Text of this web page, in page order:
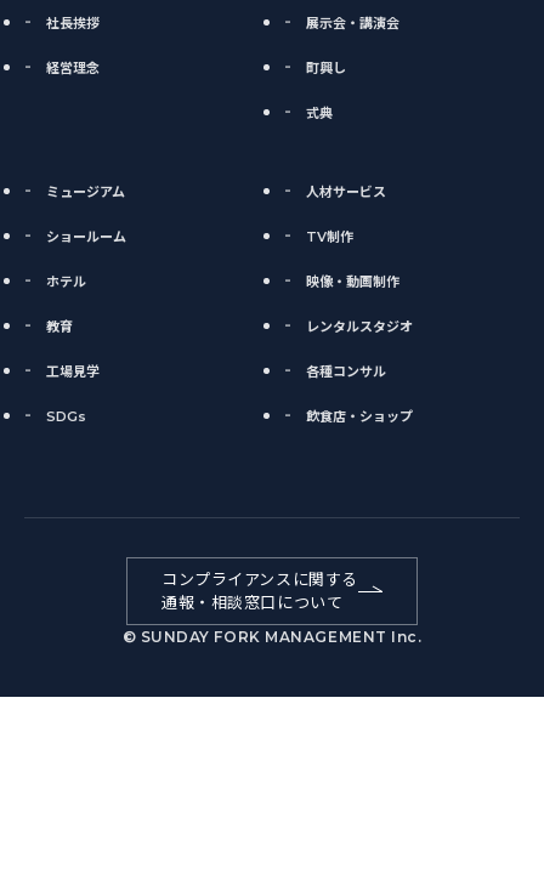
社長挨拶
経営理念
展示会・講演会
町興し
式典
ミュージアム
ショールーム
ホテル
教育
工場見学
SDGs
人材サービス
TV制作
映像・動画制作
レンタルスタジオ
各種コンサル
飲食店・ショップ
コンプライアンスに関する
通報・相談窓口について
© SUNDAY FORK MANAGEMENT Inc.